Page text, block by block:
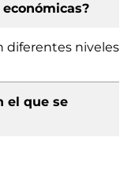
diferentes niveles
el que se